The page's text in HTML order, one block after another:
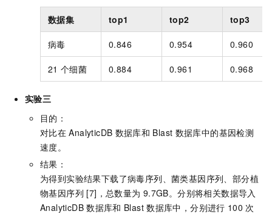
数据集 top1 top2 top3
病毒 0.846 0.954 0.960
21 个细菌 0.884 0.961 0.968
实验三
目的：
对比在 AnalyticDB 数据库和 Blast 数据库中的基因检测
速度。
结果：
为得到实验结果下载了病毒序列、菌类基因序列、部分植
物基因序列 [7]，总数量为 9.7GB。分别将相关数据导入
AnalyticDB 数据库和 Blast 数据库中，分别进行 100 次